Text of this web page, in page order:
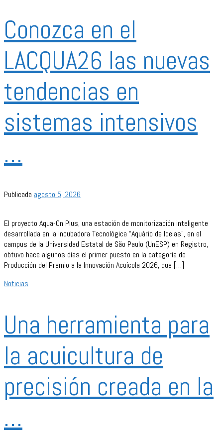
Conozca en el
LACQUA26 las nuevas
tendencias en
sistemas intensivos
…
Publicada agosto 5, 2026
El proyecto Aqua-On Plus, una estación de monitorización inteligente
desarrollada en la Incubadora Tecnológica “Aquário de Ideias”, en el
campus de la Universidad Estatal de São Paulo (UnESP) en Registro,
obtuvo hace algunos días el primer puesto en la categoría de
Producción del Premio a la Innovación Acuícola 2026, que […]
Noticias
Una herramienta para
la acuicultura de
precisión creada en la
…